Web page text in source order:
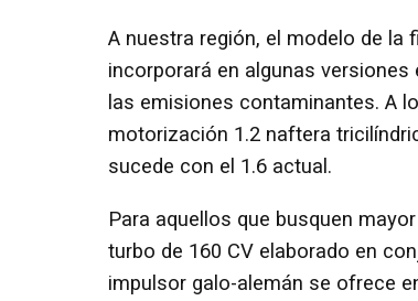
A nuestra región, el modelo de la
incorporará en algunas
las emisiones contaminantes. A
motorización 1.2 naftera
sucede con el 1.6 actual.
Para aquellos que busquen
turbo de 160 CV elaborado en
impulsor galo-alemán se ofrece